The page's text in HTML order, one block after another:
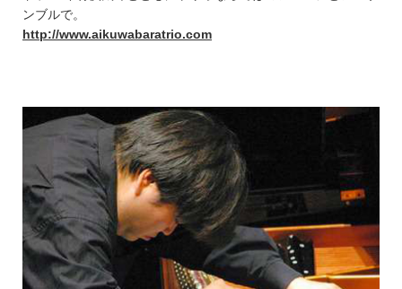
ンブルで。
http://www.aikuwabaratrio.com